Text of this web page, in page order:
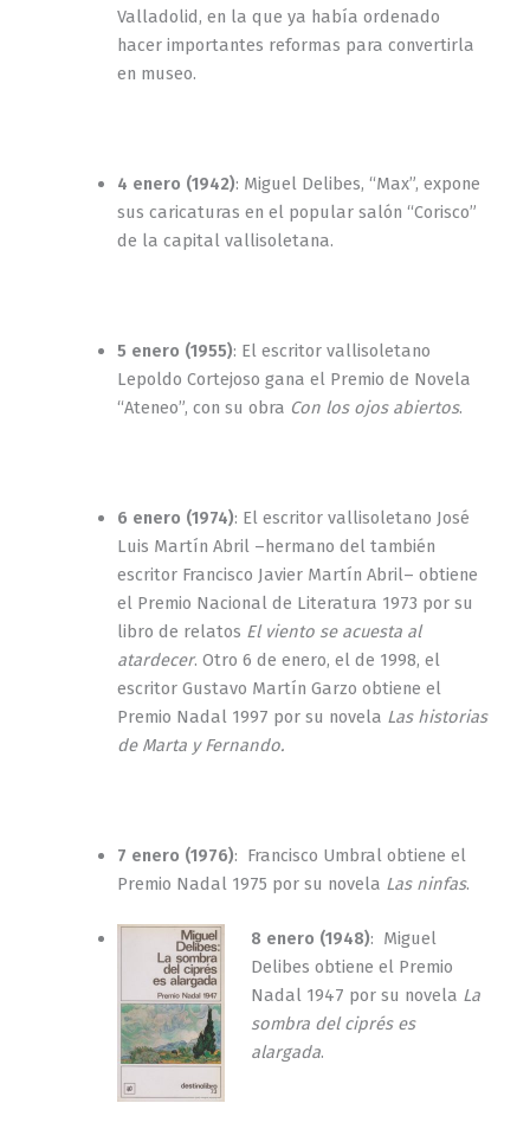
Valladolid, en la que ya había ordenado
hacer importantes reformas para convertirla
en museo.
4 enero (1942): Miguel Delibes, “Max”, expone
sus caricaturas en el popular salón “Corisco”
de la capital vallisoletana.
5 enero (1955): El escritor vallisoletano
Lepoldo Cortejoso gana el Premio de Novela
“Ateneo”, con su obra Con los ojos abiertos.
6 enero (1974): El escritor vallisoletano José
Luis Martín Abril –hermano del también
escritor Francisco Javier Martín Abril– obtiene
el Premio Nacional de Literatura 1973 por su
libro de relatos El viento se acuesta al
atardecer. Otro 6 de enero, el de 1998, el
escritor Gustavo Martín Garzo obtiene el
Premio Nadal 1997 por su novela Las historias
de Marta y Fernando.
7 enero (1976): Francisco Umbral obtiene el
Premio Nadal 1975 por su novela Las ninfas.
8 enero (1948): Miguel
Delibes obtiene el Premio
Nadal 1947 por su novela La
sombra del ciprés es
alargada.